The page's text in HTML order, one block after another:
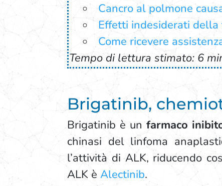
Cancro al polmone
Effetti indesiderati
Come ricevere
Tempo di lettura stimato: 6
Brigatinib,
Brigatinib è unfarmaco
chinasi del linfoma
l’attività di ALK, riducendo
ALK èAlectinib.